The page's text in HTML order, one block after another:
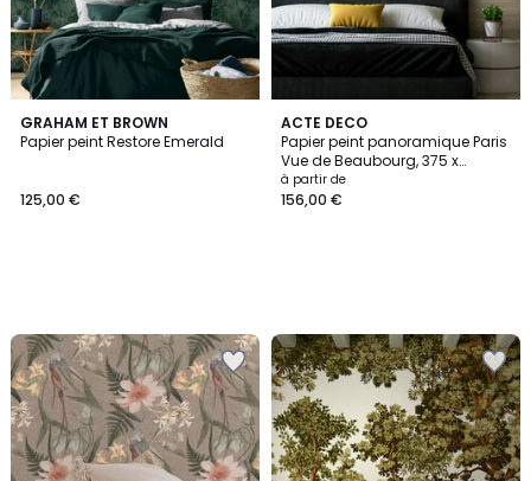
GRAHAM ET BROWN
Papier peint Restore Emerald
125,00 €
ACTE DECO
Papier peint panoramique Paris
Vue de Beaubourg, 375 x
250cm
à partir de
156,00 €